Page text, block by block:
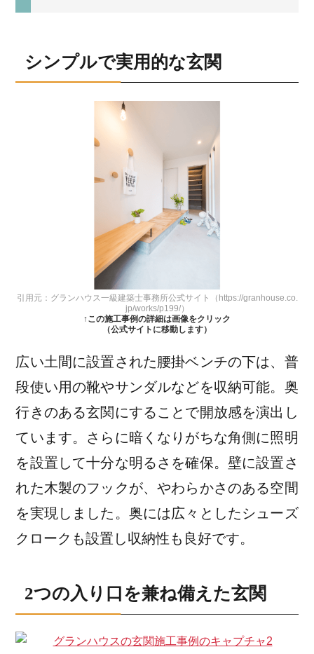
シンプルで実用的な玄関
引用元：グランハウス一級建築士事務所公式サイト（https://granhouse.co.
jp/works/p199/）
↑この施工事例の詳細は画像をクリック
（公式サイトに移動します）
広い土間に設置された腰掛ベンチの下は、普
段使い用の靴やサンダルなどを収納可能。奥
行きのある玄関にすることで開放感を演出し
ています。さらに暗くなりがちな角側に照明
を設置して十分な明るさを確保。壁に設置さ
れた木製のフックが、やわらかさのある空間
を実現しました。奥には広々としたシューズ
クロークも設置し収納性も良好です。
2つの入り口を兼ね備えた玄関